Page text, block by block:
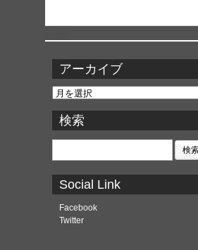
アーカイブ
ア
カ
イ
ブ
検索
検
Social Link
Facebook
Twitter